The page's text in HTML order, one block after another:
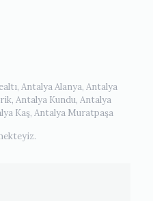
Antalya Alanya, Antalya
Antalya Kundu, Antalya
Kaş, Antalya Muratpaşa